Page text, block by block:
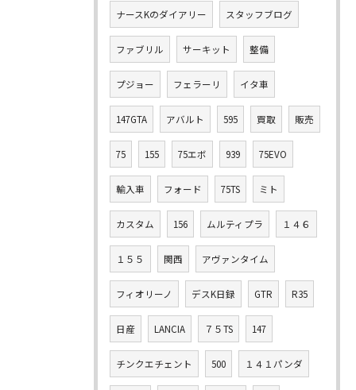
ナースKのダイアリー スタッフブログ
ファブリル サーキット 整備
プジョー フェラーリ イタ車
147GTA アバルト 595 買取 販売
75 155 75エボ 939 75EVO
輸入車 フォード 75TS ミト
カスタム 156 ムルティプラ １４６
１５５ 関西 アヴァンタイム
フィオリーノ デスK日録 GTR R35
日産 LANCIA ７５TS 147
チンクエチェント 500 １４１パンダ